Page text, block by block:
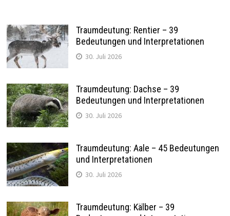
Traumdeutung: Rentier – 39
Bedeutungen und Interpretationen
30. Juli 2026
Traumdeutung: Dachse – 39
Bedeutungen und Interpretationen
30. Juli 2026
Traumdeutung: Aale – 45 Bedeutungen
und Interpretationen
30. Juli 2026
Traumdeutung: Kälber – 39